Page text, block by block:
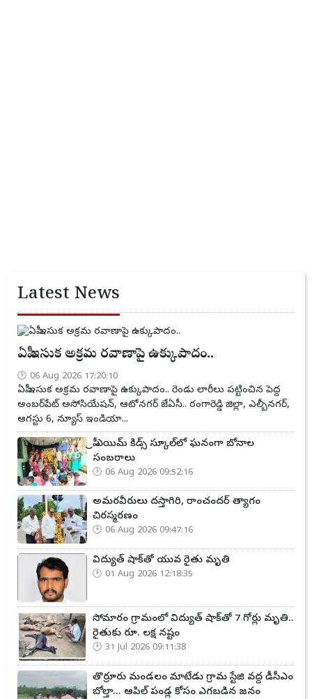
Latest News
ఏపీ ఇసుక అక్రమ రవాణాపై ఉక్కుపాదం..
06 Aug 2026 17:20:10
ఏపీ ఇసుక అక్రమ రవాణాపై ఉక్కుపాదం.. రెండు లారీలు పట్టించిన పెద్ద
అంబర్‌పేట్ అసోసియేషన్, ఆటోనగర్ జేఏసీ.. రంగారెడ్డి జిల్లా, ఎల్బీనగర్,
ఆగస్టు 6, న్యూస్ ఇండియా...
ప్రీ ఎయిమ్ కిడ్స్ స్కూల్‌లో ఘనంగా బోనాల
సంబరాలు
06 Aug 2026 09:52:16
అమరవీరులు దస్తాగిరి, రాంచందర్ త్యాగం
చిరస్మరణం
06 Aug 2026 09:47:16
విద్యుత్ షాక్‌తో యువ రైతు మృతి
01 Aug 2026 12:18:35
సోమారం గ్రామంలో విద్యుత్ షాక్‌తో 7 గోర్లు మృతి..
రైతుకు రూ. లక్ష నష్టం
31 Jul 2026 09:11:38
తొర్రూరు మండలం మాటేడు గ్రామ స్టేజి వద్ద డీసీఎం
బోల్తా... ఆపిల్ పండ్ల కోసం ఎగబడిన జనం